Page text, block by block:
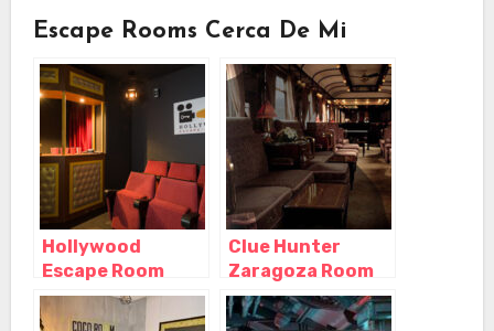
Escape Rooms Cerca De Mi
Hollywood
Escape Room
Zaragoza,
Zaragoza –
Clue Hunter
Zaragoza Room
Escape, Zaragoza
– Aragón